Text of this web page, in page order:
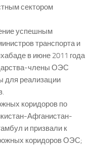
сектором
успешным
транспорта и
в июне 2011 года
члены ОЭС
для реализации
коридоров по
Афганистан-
и призвали к
коридоров ОЭС;